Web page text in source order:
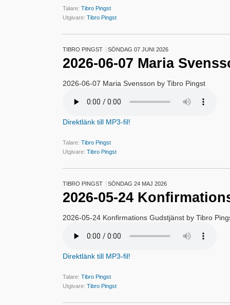
Talare: Tibro Pingst
Utgivare: Tibro Pingst
TIBRO PINGST SÖNDAG 07 JUNI 2026
2026-06-07 Maria
2026-06-07 Maria Svensson by Tibro Pingst
Direktlänk till MP3-fil!
Talare: Tibro Pingst
Utgivare: Tibro Pingst
TIBRO PINGST SÖNDAG 24 MAJ 2026
2026-05-24
2026-05-24 Konfirmations Gudstjänst by Tibro
Direktlänk till MP3-fil!
Talare: Tibro Pingst
Utgivare: Tibro Pingst